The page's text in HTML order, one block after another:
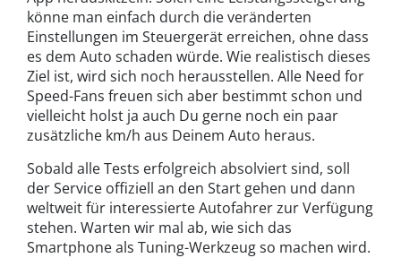
könne man einfach durch die veränderten
Einstellungen im Steuergerät erreichen, ohne dass
es dem Auto schaden würde. Wie realistisch dieses
Ziel ist, wird sich noch herausstellen. Alle Need for
Speed-Fans freuen sich aber bestimmt schon und
vielleicht holst ja auch Du gerne noch ein paar
zusätzliche km/h aus Deinem Auto heraus.
Sobald alle Tests erfolgreich absolviert sind, soll
der Service offiziell an den Start gehen und dann
weltweit für interessierte Autofahrer zur Verfügung
stehen. Warten wir mal ab, wie sich das
Smartphone als Tuning-Werkzeug so machen wird.